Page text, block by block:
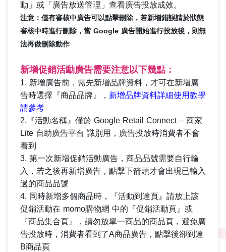
動」或「廣告放送管理」查看廣告投放成效。
注意：僅有審核中廣告可以點擊刪除，若新增錯誤請於狀態
審核中時進行刪除，當 Google 廣告開始進行投放後，則無
法再做刪除動作
新增促銷活動廣告需要注意以下幾點：
1. 新增廣告前，需先新增品牌資料，才可在新增廣
告時選擇『商品品牌』， 新增品牌資料詳細使用教學
請參考
2.『活動名稱』僅於 Google Retail Connect – 商家
Lite 自助廣告平台 識別用，廣告投放時消費者不會
看到
3. 第一次新增促銷活動廣告，商品品號需要自行輸
入，若之後再新增廣告，點擊下箭頭才會出現已輸入
過的商品品號
4. 同時新增多個商品時，『活動到達頁』請放上該
促銷活動在 momo購物網 中的『促銷活動頁』或
『商品集合頁』，請勿放單一商品的商品頁，避免廣
告投放時，消費者看到了A商品廣告，點擊後卻到達
B商品頁